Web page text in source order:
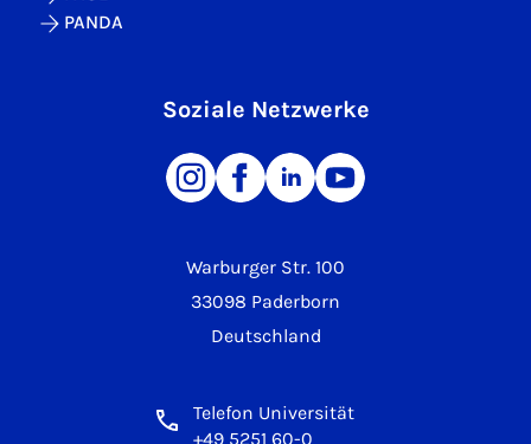
Warburger Str. 100
33098 Paderborn
Deutschland
Telefon Universität
+49 5251 60-0
PANDA
Soziale Netzwerke